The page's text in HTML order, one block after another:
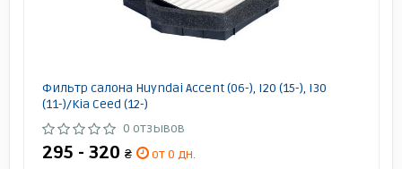
Фильтр салона Huyndai Accent (06-), I20 (15-), I30
(11-)/Kia Ceed (12-)
0 отзывов
295 - 320 ₴
от 0 дн.